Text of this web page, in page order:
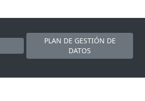
PLAN DE GESTIÓN DE
DATOS